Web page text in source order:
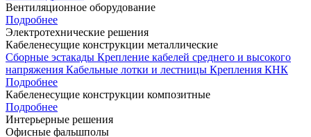
Вентиляционное оборудование
Подробнее
Электротехнические решения
Кабеленесущие конструкции металлические
Сборные эстакады Крепление кабелей среднего и высокого
напряжения Кабельные лотки и лестницы Крепления КНК
Подробнее
Кабеленесущие конструкции композитные
Подробнее
Интерьерные решения
Офисные фальшполы